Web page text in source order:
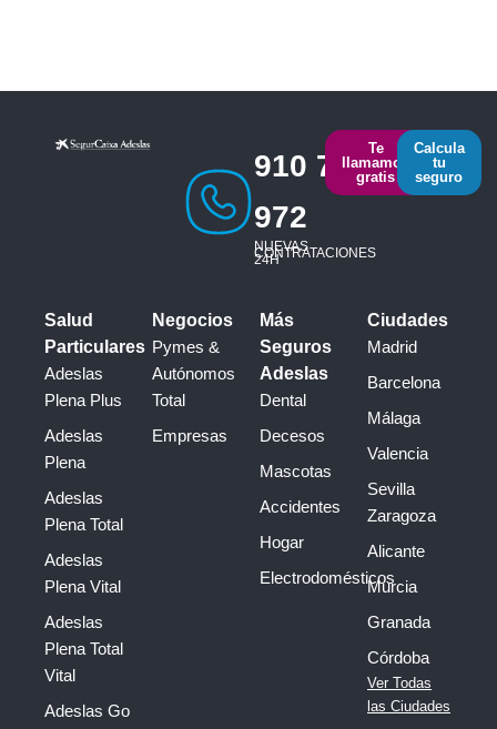
910 793
972
NUEVAS
CONTRATACIONES
24H
Te
llamamos
gratis
Calcula
tu
seguro
Salud
Particulares
Adeslas
Plena Plus
Adeslas
Plena
Adeslas
Plena Total
Adeslas
Plena Vital
Adeslas
Plena Total
Vital
Adeslas Go
Negocios
Pymes &
Autónomos
Total
Empresas
Más
Seguros
Adeslas
Dental
Decesos
Mascotas
Accidentes
Hogar
Electrodomésticos
Ciudades
Madrid
Barcelona
Málaga
Valencia
Sevilla
Zaragoza
Alicante
Murcia
Granada
Córdoba
Ver Todas
las Ciudades